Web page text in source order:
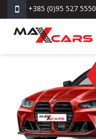
+385 (0)95 527 5550